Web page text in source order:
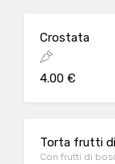
Crostata
4.00 €
Torta frutti
Con frutti di